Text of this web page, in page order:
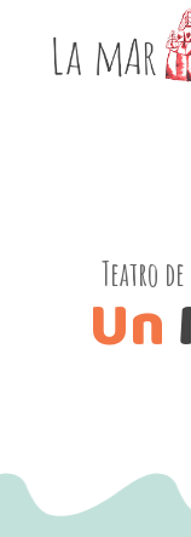
Teatro
Un